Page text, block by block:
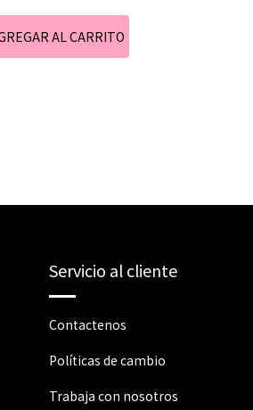
Servicio al cliente
Contactenos
Políticas de cambio
Trabaja con nosotros